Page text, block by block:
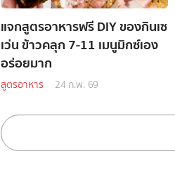
แจกสูตรอาหารฟรี DIY ของกินเซ
เว่น ข้าวคลุก 7-11 เมนูมิกซ์เอง
อร่อยมาก
สูตรอาหาร 24 ก.พ. 69